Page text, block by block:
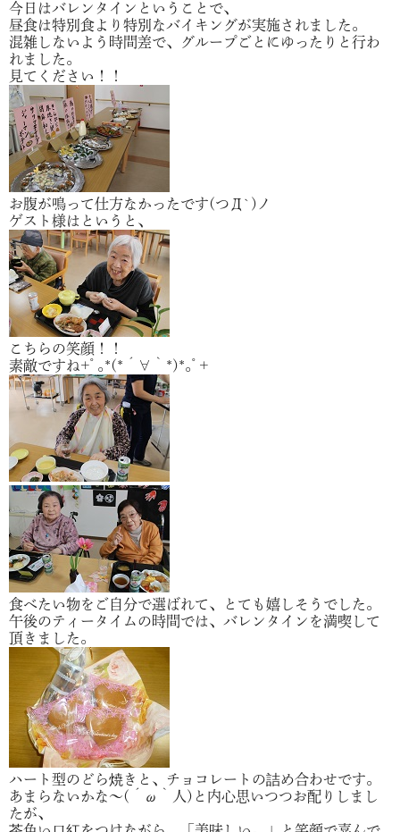
今日はバレンタインということで、
昼食は特別食より特別なバイキングが実施されました。
混雑しないよう時間差で、グループごとにゆったりと行わ
れました。
見てください！！
お腹が鳴って仕方なかったです(つД`)ノ
ゲスト様はというと、
こちらの笑顔！！
素敵ですね+ﾟ｡*(*´∀｀*)*｡ﾟ+
食べたい物をご自分で選ばれて、とても嬉しそうでした。
午後のティータイムの時間では、バレンタインを満喫して
頂きました。
ハート型のどら焼きと、チョコレートの詰め合わせです。
あまらないかな～(´ω｀人)と内心思いつつお配りしまし
たが、